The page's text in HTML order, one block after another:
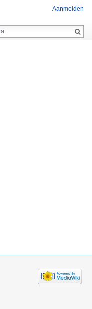
Aanmelden